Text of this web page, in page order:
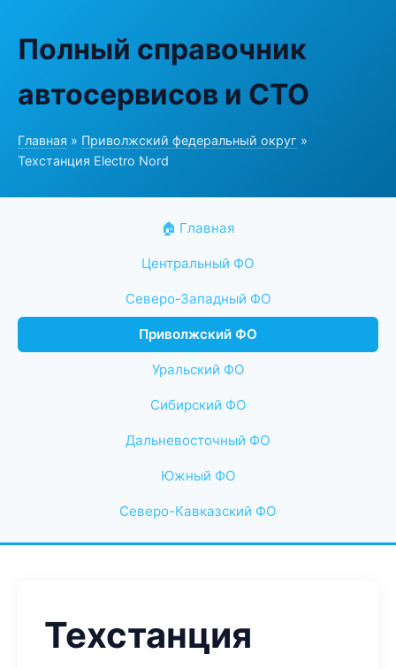
Полный справочник
автосервисов и СТО
Главная » Приволжский федеральный округ »
Техстанция Electro Nord
🏠 Главная
Центральный ФО
Северо-Западный ФО
Приволжский ФО
Уральский ФО
Сибирский ФО
Дальневосточный ФО
Южный ФО
Северо-Кавказский ФО
Техстанция